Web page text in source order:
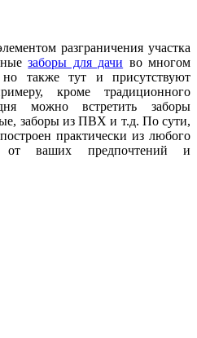
разграничения участка
заборы для дачи во многом
также тут и присутствуют
кроме традиционного
можно встретить заборы
заборы из ПВХ и т.д. По сути,
практически из любого
от ваших предпочтений и